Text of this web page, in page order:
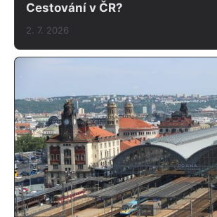
Cestování v ČR?
2. 7. 2026